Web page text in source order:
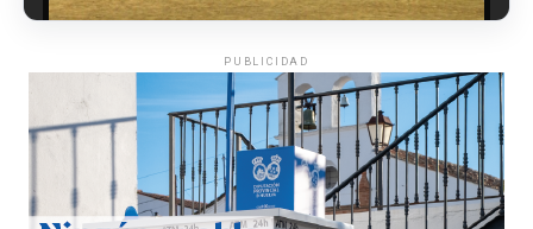
QUINTA CORRIDA DE LAS FIESTAS COLOMBINAS
PUBLICIDAD